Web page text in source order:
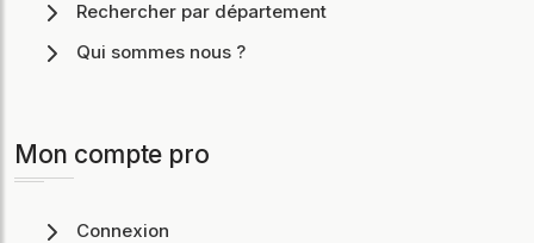
Rechercher par département
Qui sommes nous ?
Mon compte pro
Connexion